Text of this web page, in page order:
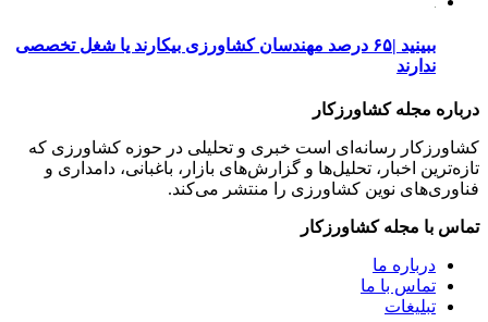
ببینید |۶۵ درصد مهندسان کشاورزی بیکارند یا شغل تخصصی
ندارند
درباره مجله کشاورزکار
کشاورزکار رسانه‌ای است خبری و تحلیلی در حوزه کشاورزی که
تازه‌ترین اخبار، تحلیل‌ها و گزارش‌های بازار، باغبانی، دامداری و
فناوری‌های نوین کشاورزی را منتشر می‌کند.
تماس با مجله کشاورزکار
درباره ما
تماس با ما
تبلیغات